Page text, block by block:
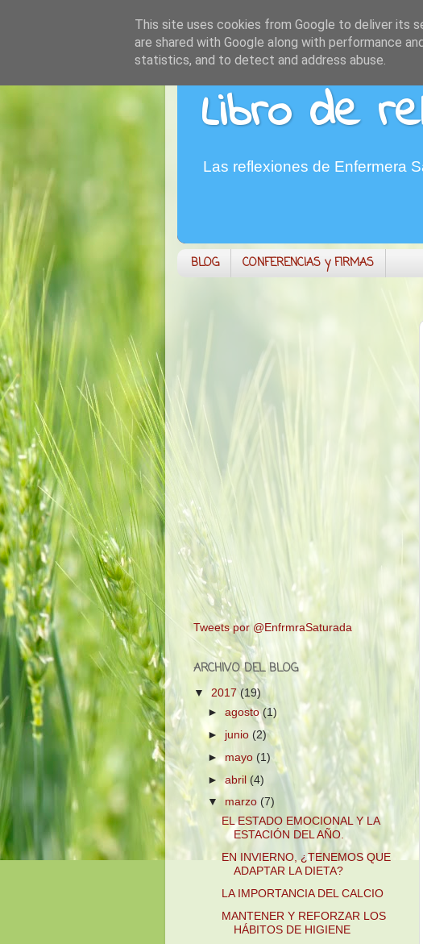
Libro de
Las reflexiones de Enfermera
BLOG CONFERENCIAS y FIRMAS
Tweets por @EnfrmraSaturada
ARCHIVO DEL BLOG
▼ 2017 (19)
► agosto(1)
► junio (2)
►mayo (1)
►abril (4)
▼ marzo (7)
EL ESTADO EMOCIONAL Y LA
ESTACIÓN DEL AÑO.
EN INVIERNO, ¿TENEMOS QUE
ADAPTAR LA DIETA?
LA IMPORTANCIA DEL CALCIO
MANTENER Y REFORZAR LOS
HÁBITOS DE HIGIENE
This site uses cookies from Google to deliver its
are shared with Google along with performance
statistics, and to detect and address abuse.